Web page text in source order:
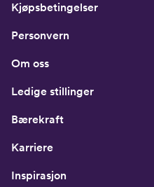
Kjøpsbetingelser
Personvern
Om oss
Ledige stillinger
Bærekraft
Karriere
Inspirasjon